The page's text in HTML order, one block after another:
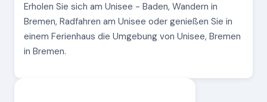
Erholen Sie sich am Unisee - Baden, Wandern in
Bremen, Radfahren am Unisee oder genießen Sie in
einem Ferienhaus die Umgebung von Unisee, Bremen
in Bremen.